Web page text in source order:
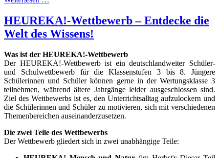
HEUREKA!-Wettbewerb – Entdecke die
Welt des Wissens!
Was ist der HEUREKA!-Wettbewerb
Der HEUREKA!-Wettbewerb ist ein deutschlandweiter Schüler-
und Schulwettbewerb für die Klassenstufen 3 bis 8. Jüngere
Schülerinnen und Schüler können gerne in der Wertungsklasse 3
teilnehmen, während ältere Jahrgänge leider ausgeschlossen sind.
Ziel des Wettbewerbs ist es, den Unterrichtsalltag aufzulockern und
die Schülerinnen und Schüler zu motivieren, sich mit verschiedenen
Themenbereichen auseinanderzusetzen.
Die zwei Teile des Wettbewerbs
Der Wettbewerb gliedert sich in zwei unabhängige Teile: